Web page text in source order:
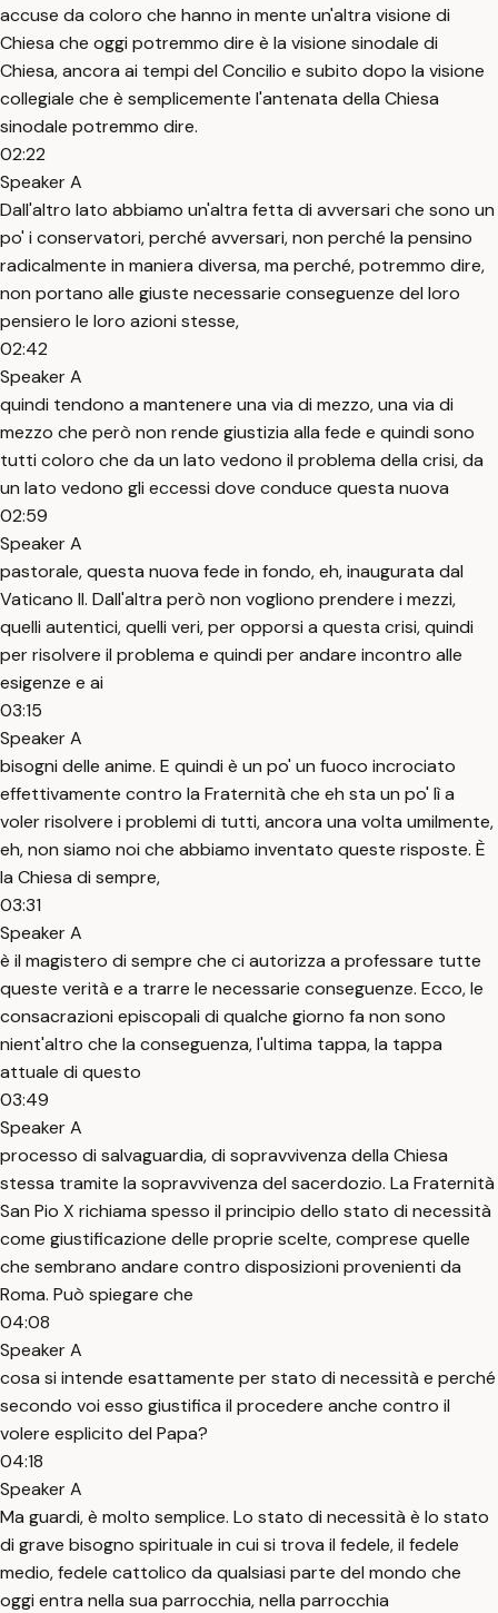
accuse da coloro che hanno in mente un'altra visione di
Chiesa che oggi potremmo dire è la visione sinodale di
Chiesa, ancora ai tempi del Concilio e subito dopo la visione
collegiale che è semplicemente l'antenata della Chiesa
sinodale potremmo dire.
02:22
Speaker A
Dall'altro lato abbiamo un'altra fetta di avversari che sono un
po' i conservatori, perché avversari, non perché la pensino
radicalmente in maniera diversa, ma perché, potremmo dire,
non portano alle giuste necessarie conseguenze del loro
pensiero le loro azioni stesse,
02:42
Speaker A
quindi tendono a mantenere una via di mezzo, una via di
mezzo che però non rende giustizia alla fede e quindi sono
tutti coloro che da un lato vedono il problema della crisi, da
un lato vedono gli eccessi dove conduce questa nuova
02:59
Speaker A
pastorale, questa nuova fede in fondo, eh, inaugurata dal
Vaticano II. Dall'altra però non vogliono prendere i mezzi,
quelli autentici, quelli veri, per opporsi a questa crisi, quindi
per risolvere il problema e quindi per andare incontro alle
esigenze e ai
03:15
Speaker A
bisogni delle anime. E quindi è un po' un fuoco incrociato
effettivamente contro la Fraternità che eh sta un po' lì a
voler risolvere i problemi di tutti, ancora una volta umilmente,
eh, non siamo noi che abbiamo inventato queste risposte. È
la Chiesa di sempre,
03:31
Speaker A
è il magistero di sempre che ci autorizza a professare tutte
queste verità e a trarre le necessarie conseguenze. Ecco, le
consacrazioni episcopali di qualche giorno fa non sono
nient'altro che la conseguenza, l'ultima tappa, la tappa
attuale di questo
03:49
Speaker A
processo di salvaguardia, di sopravvivenza della Chiesa
stessa tramite la sopravvivenza del sacerdozio. La Fraternità
San Pio X richiama spesso il principio dello stato di necessità
come giustificazione delle proprie scelte, comprese quelle
che sembrano andare contro disposizioni provenienti da
Roma. Può spiegare che
04:08
Speaker A
cosa si intende esattamente per stato di necessità e perché
secondo voi esso giustifica il procedere anche contro il
volere esplicito del Papa?
04:18
Speaker A
Ma guardi, è molto semplice. Lo stato di necessità è lo stato
di grave bisogno spirituale in cui si trova il fedele, il fedele
medio, fedele cattolico da qualsiasi parte del mondo che
oggi entra nella sua parrocchia, nella parrocchia